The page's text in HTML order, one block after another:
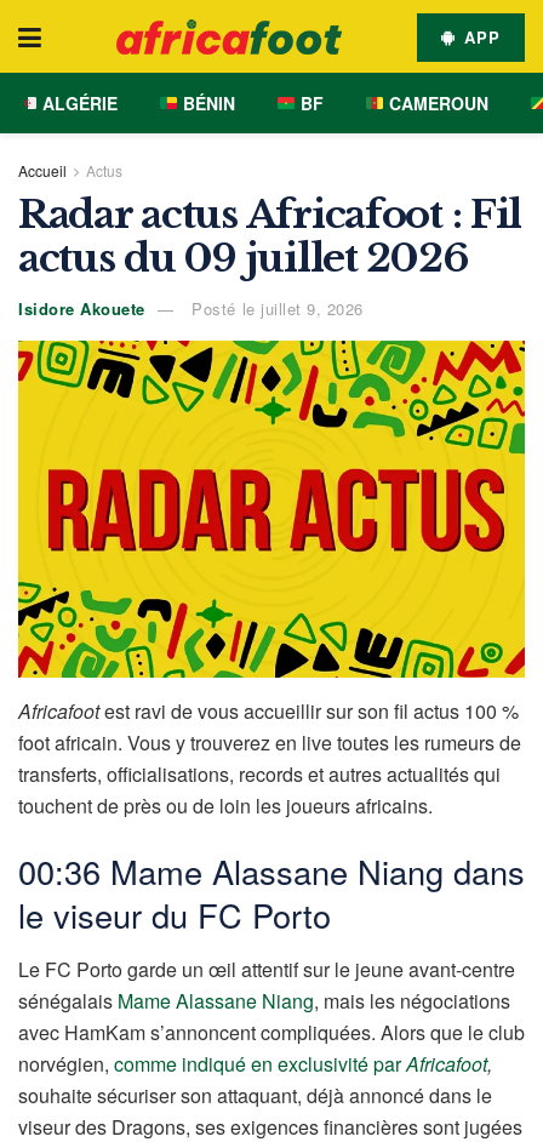
APP
ALGÉRIE BÉNIN BF CAMEROUN
Accueil Actus
Radar actus Africafoot : Fil
actus du 09 juillet 2026
Isidore Akouete Posté le juillet 9, 2026
Africafootest ravi de vous accueillir sur son fil actus 100 %
foot africain. Vous y trouverez en live toutes les rumeurs de
transferts, officialisations, records et autres actualités qui
touchent de près ou de loin les joueurs africains.
00:36 Mame Alassane Niang dans
le viseur du FC Porto
Le FC Porto garde un œil attentif sur le jeune avant-centre
sénégalais Mame Alassane Niang, mais les négociations
avec HamKam s’annoncent compliquées. Alors que le club
norvégien, comme indiqué en exclusivité parAfricafoot,
souhaite sécuriser son attaquant, déjà annoncé dans le
viseur des Dragons, ses exigences financières sont jugées